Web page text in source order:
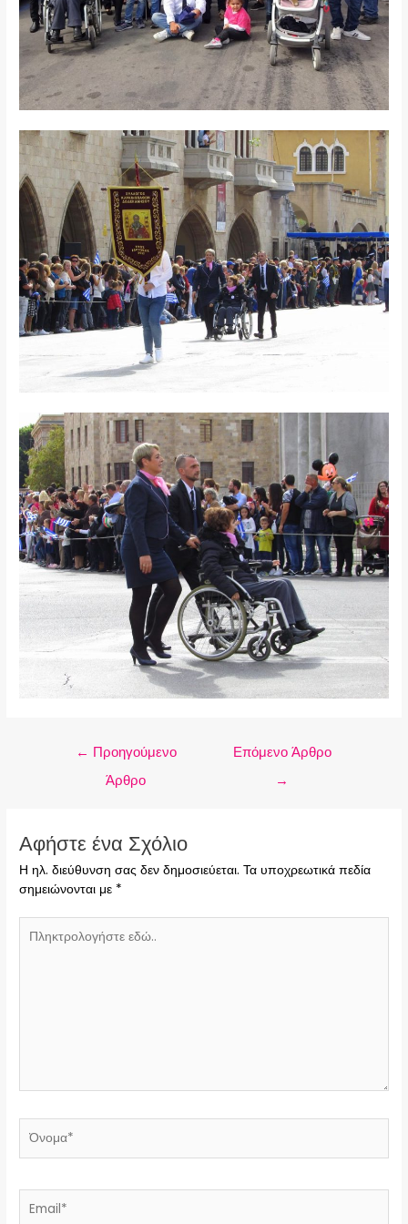
← Προηγούμενο
Άρθρο
Επόμενο Άρθρο
→
Αφήστε ένα Σχόλιο
Η ηλ. διεύθυνση σας δεν δημοσιεύεται. Τα υποχρεωτικά πεδία
σημειώνονται με *
εδώ..